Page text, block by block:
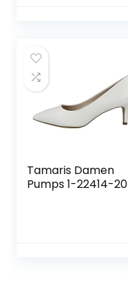
Tamaris Damen
Pumps 1-22414-20